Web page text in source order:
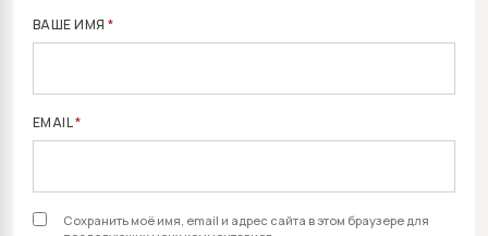
ВАШЕ ИМЯ*
EMAIL*
Сохранить моё имя, email и адрес сайта в этом браузере для